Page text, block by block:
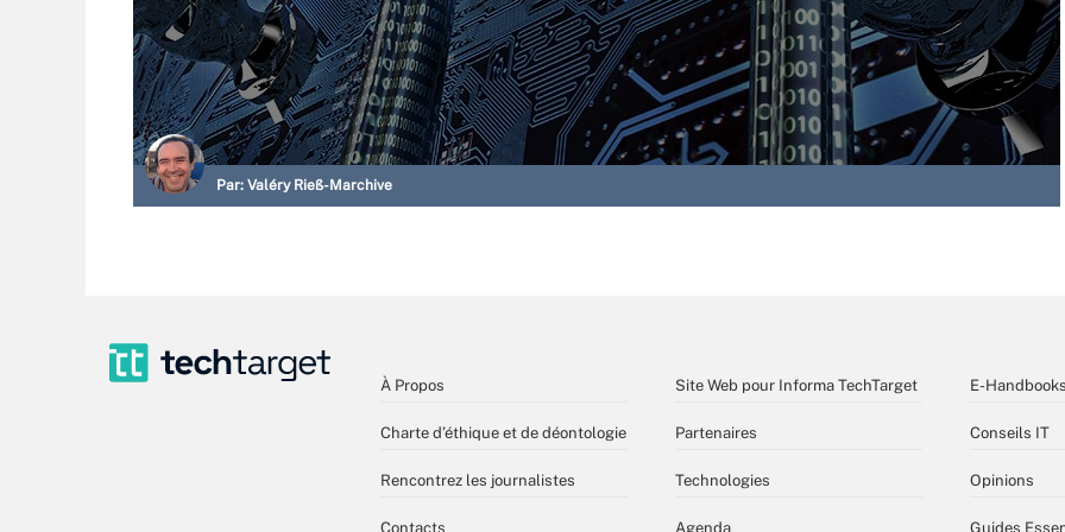
Par: Valéry Rieß-Marchive
À Propos
Charte d’éthique et de déontologie
Rencontrez les journalistes
Contacts
Site Web pour Informa TechTarget
Partenaires
Technologies
Agenda
E-Handbooks
Conseils IT
Opinions
Guides